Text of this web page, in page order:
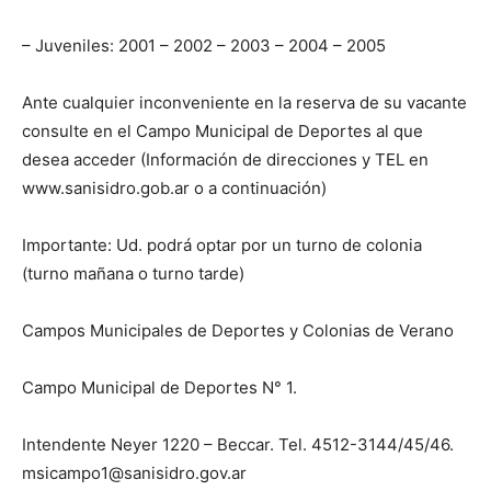
– Juveniles: 2001 – 2002 – 2003 – 2004 – 2005
Ante cualquier inconveniente en la reserva de su vacante
consulte en el Campo Municipal de Deportes al que
desea acceder (Información de direcciones y TEL en
www.sanisidro.gob.ar o a continuación)
Importante: Ud. podrá optar por un turno de colonia
(turno mañana o turno tarde)
Campos Municipales de Deportes y Colonias de Verano
Campo Municipal de Deportes N° 1.
Intendente Neyer 1220 – Beccar. Tel. 4512-3144/45/46.
msicampo1@sanisidro.gov.ar